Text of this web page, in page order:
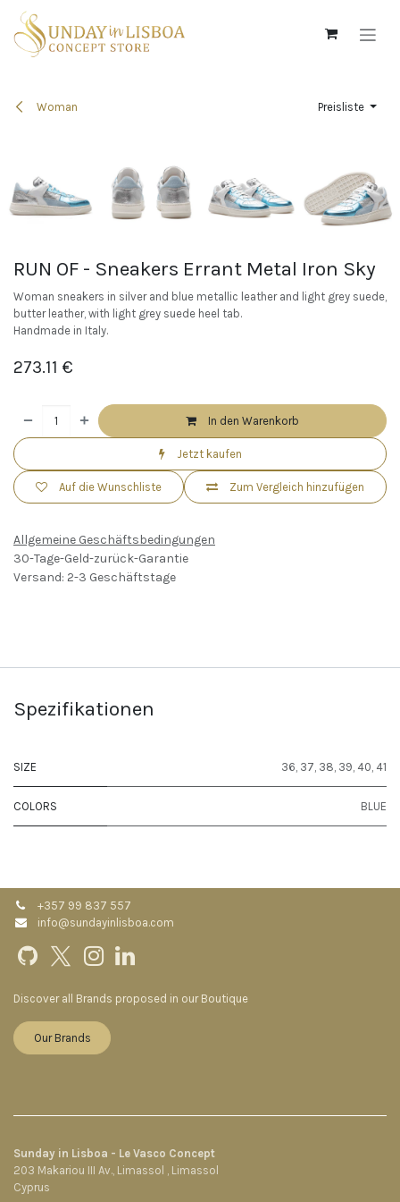
Zum Inhalt springen
Woman Preisliste
RUN OF - Sneakers Errant Metal Iron Sky
Woman sneakers in silver and blue metallic leather and light grey suede,
butter leather, with light grey suede heel tab.
Handmade in Italy.
273.11 €
In den Warenkorb
Jetzt kaufen
Zum Vergleich hinzufügen
Auf die Wunschliste
Allgemeine Geschäftsbedingungen
30-Tage-Geld-zurück-Garantie
Versand: 2-3 Geschäftstage
Spezifikationen
SIZE 36, 37, 38, 39, 40, 41
COLORS BLUE
+357 99 837 557
info@sundayinlisboa.com
Discover all Brands proposed in our Boutique
Our Brands
Sunday in Lisboa - Le Vasco Concept
203 Makariou III Av., Limassol , Limassol
Cyprus